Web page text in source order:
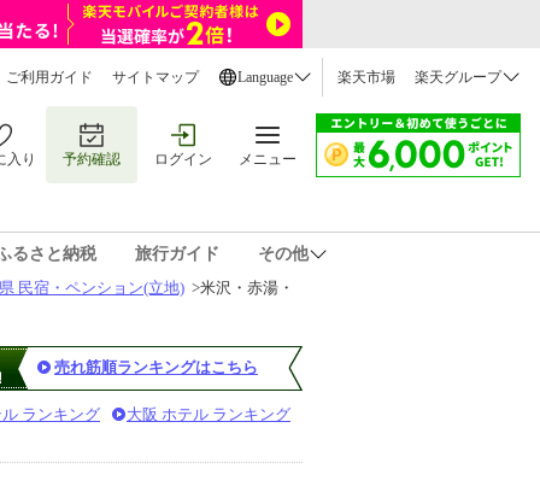
ご利用ガイド サイトマップ Language 楽天市場 楽天グループ
入り 予約確認 ログイン メニュー
るさと納税 旅行ガイド
その他
民宿・ペンション(立地) >米沢・赤湯・
売れ筋順ランキングはこちら
ランキング 大阪 ホテル ランキング